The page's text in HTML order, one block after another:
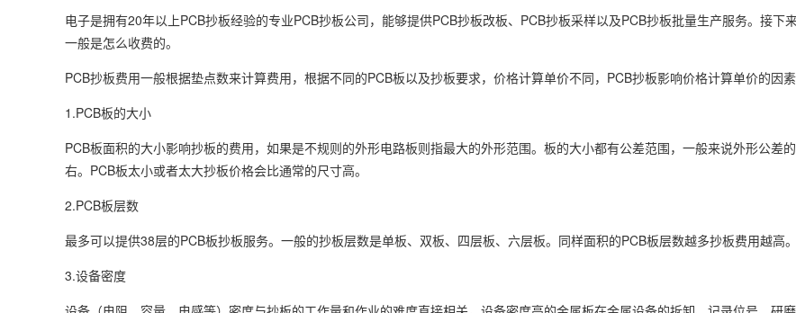
电子是拥有20年以上PCB抄板经验的专业PCB抄板公司，能够提供PCB抄板改板、PCB抄板采样以及PCB抄板批量生产服务。接下
一般是怎么收费的。
PCB抄板费用一般根据垫点数来计算费用，根据不同的PCB板以及抄板要求，价格计算单价不同，PCB抄板影响价格计算单价的因素
1.PCB板的大小
PCB板面积的大小影响抄板的费用，如果是不规则的外形电路板则指最大的外形范围。板的大小都有公差范围，一般来说外形公差
右。PCB板太小或者太大抄板价格会比通常的尺寸高。
2.PCB板层数
最多可以提供38层的PCB板抄板服务。一般的抄板层数是单板、双板、四层板、六层板。同样面积的PCB板层数越多抄板费用越高。
3.设备密度